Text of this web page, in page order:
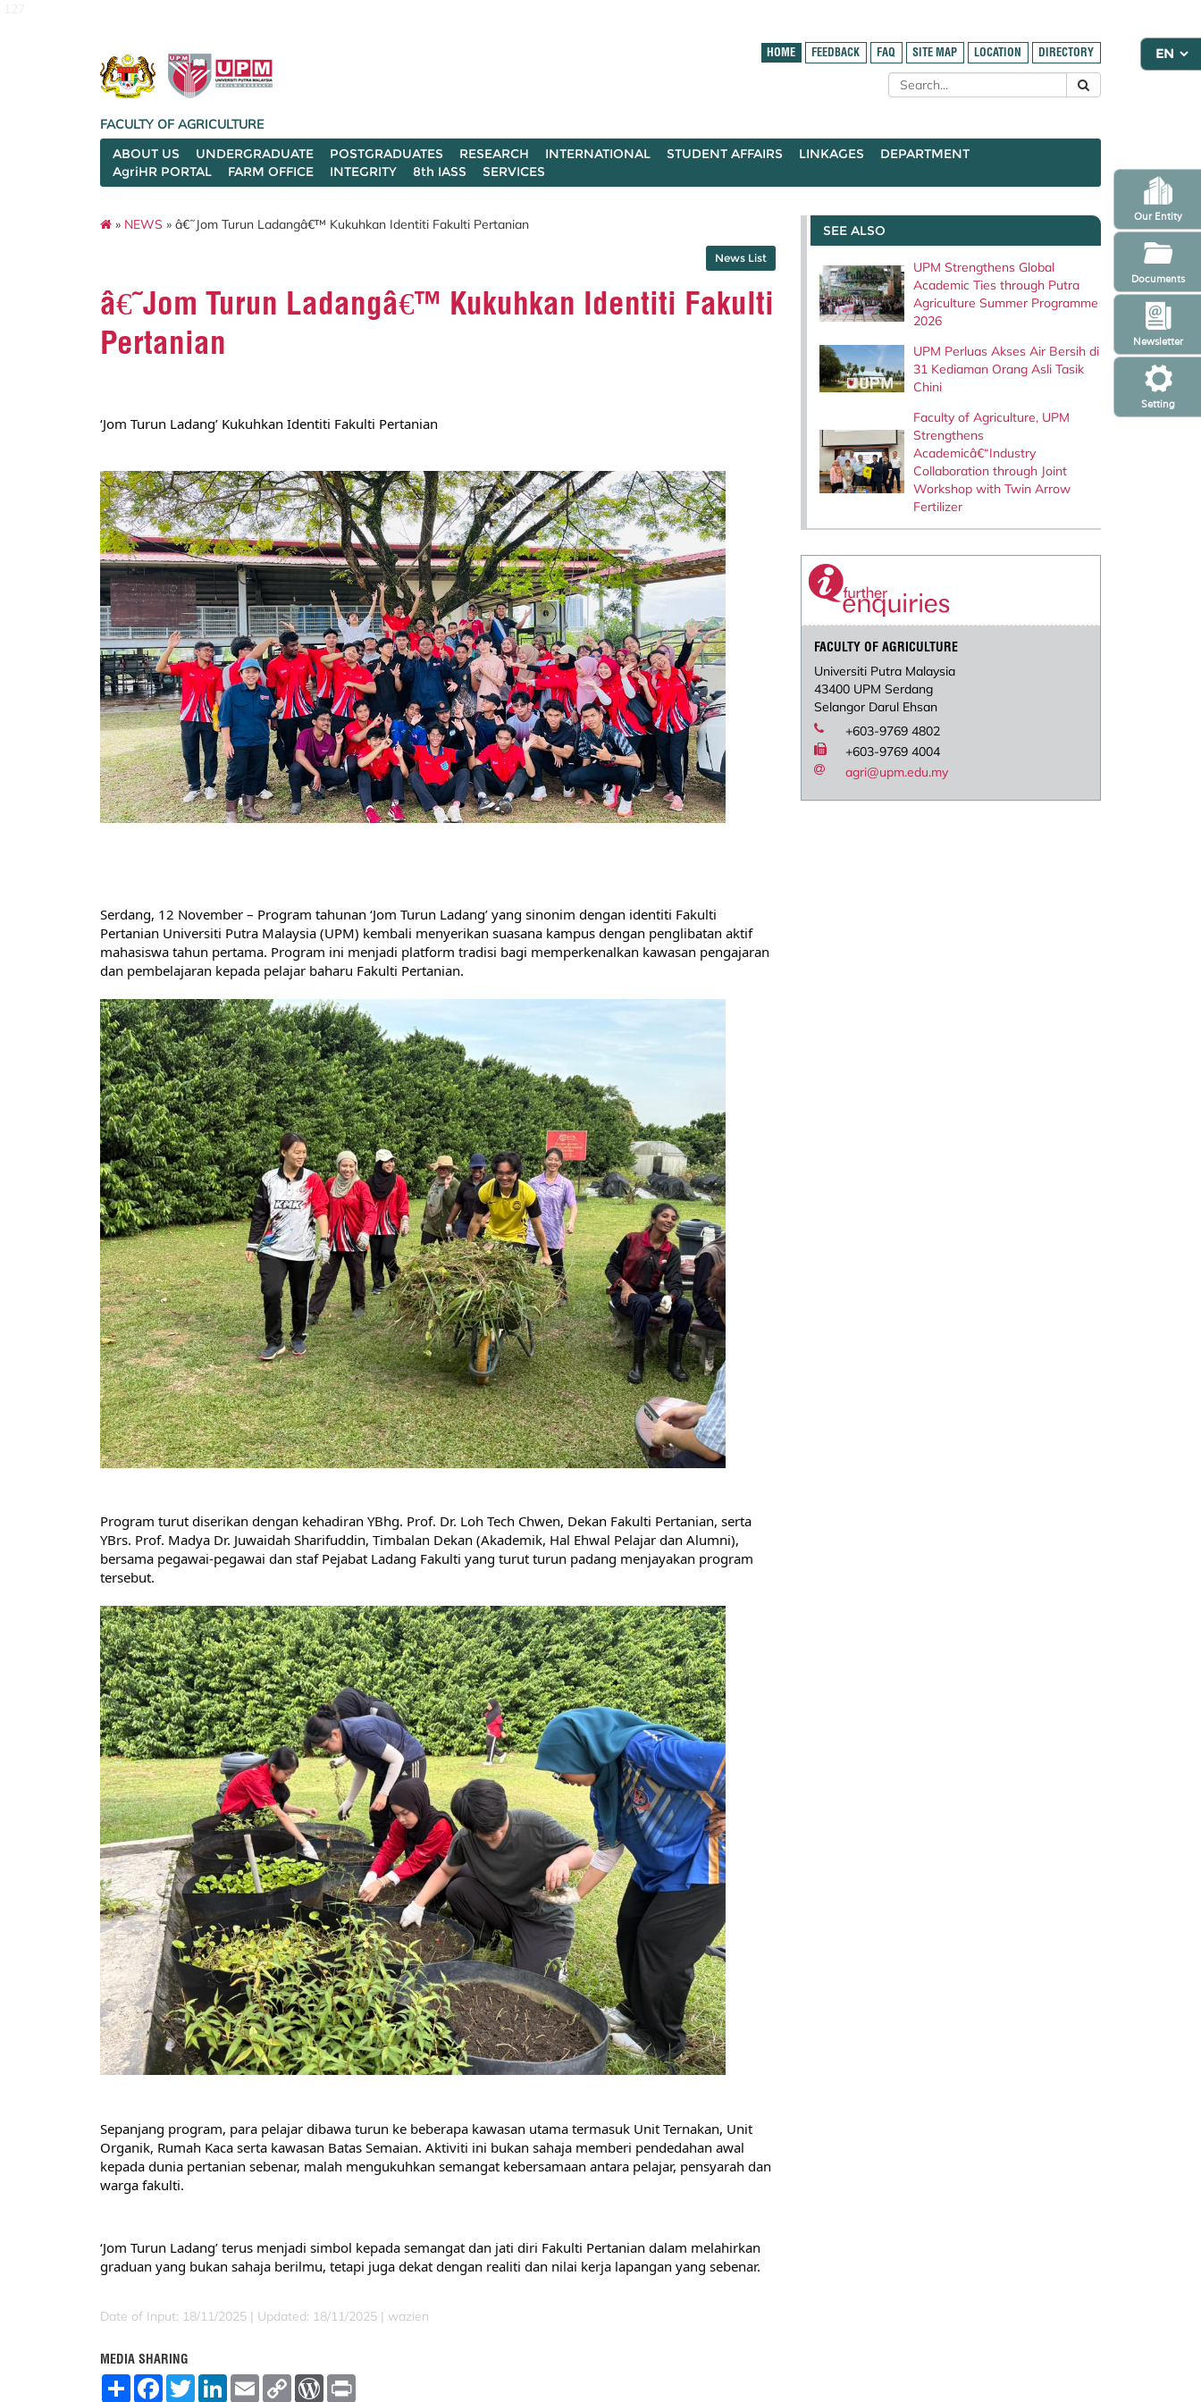
Setting
Newsletter
Our Entity
Documents
HOME FEEDBACK FAQ SITE MAP LOCATION DIRECTORY
FACULTY OF AGRICULTURE
ABOUT US
UNDERGRADUATE POSTGRADUATES RESEARCH INTERNATIONAL STUDENT AFFAIRS LINKAGES
DEPARTMENT
AgriHR PORTAL
FARM OFFICE INTEGRITY 8th IASS SERVICES
» NEWS » â€˜Jom Turun Ladangâ€™ Kukuhkan Identiti Fakulti Pertanian
News List
â€˜Jom Turun Ladangâ€™ Kukuhkan Identiti Fakulti
Pertanian
‘Jom Turun Ladang’ Kukuhkan Identiti Fakulti Pertanian
Serdang, 12 November – Program tahunan ‘Jom Turun Ladang’ yang sinonim dengan identiti Fakulti
Pertanian Universiti Putra Malaysia (UPM) kembali menyerikan suasana kampus dengan penglibatan aktif
mahasiswa tahun pertama. Program ini menjadi platform tradisi bagi memperkenalkan kawasan pengajaran
dan pembelajaran kepada pelajar baharu Fakulti Pertanian.
Program turut diserikan dengan kehadiran YBhg. Prof. Dr. Loh Tech Chwen, Dekan Fakulti Pertanian, serta
YBrs. Prof. Madya Dr. Juwaidah Sharifuddin, Timbalan Dekan (Akademik, Hal Ehwal Pelajar dan Alumni),
bersama pegawai-pegawai dan staf Pejabat Ladang Fakulti yang turut turun padang menjayakan program
tersebut.
Sepanjang program, para pelajar dibawa turun ke beberapa kawasan utama termasuk Unit Ternakan, Unit
Organik, Rumah Kaca serta kawasan Batas Semaian. Aktiviti ini bukan sahaja memberi pendedahan awal
kepada dunia pertanian sebenar, malah mengukuhkan semangat kebersamaan antara pelajar, pensyarah dan
warga fakulti.
‘Jom Turun Ladang’ terus menjadi simbol kepada semangat dan jati diri Fakulti Pertanian dalam melahirkan
graduan yang bukan sahaja berilmu, tetapi juga dekat dengan realiti dan nilai kerja lapangan yang sebenar.
Date of Input: 18/11/2025 | Updated: 18/11/2025 | wazien
MEDIA SHARING
S
F
T
w
L
E
m
C
W
SEE ALSO
UPM Strengthens Global
Academic Ties through Putra
Agriculture Summer Programme
2026
UPM Perluas Akses Air Bersih di
31 Kediaman Orang Asli Tasik
Chini
Faculty of Agriculture, UPM
Strengthens
Academicâ€“Industry
Collaboration through Joint
Workshop with Twin Arrow
Fertilizer
FACULTY OF AGRICULTURE
Universiti Putra Malaysia
43400 UPM Serdang
Selangor Darul Ehsan
+603-9769 4802
+603-9769 4004
agri@upm.edu.my